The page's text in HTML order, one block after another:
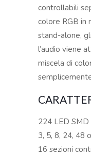
controllabili
colore RGB in
stand-alone,
l’audio viene
miscela di
224 LED SMD
3, 5, 8, 24, 48
16 sezioni